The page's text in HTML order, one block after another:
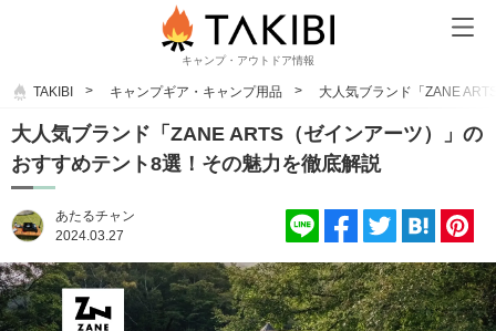
キャンプ・アウトドア情報
TAKIBI キャンプギア・キャンプ用品 大人気ブランド「ZANE
大人気ブランド「ZANE ARTS（ゼインアーツ）」の
おすすめテント8選！その魅力を徹底解説
あたるチャン
2024.03.27